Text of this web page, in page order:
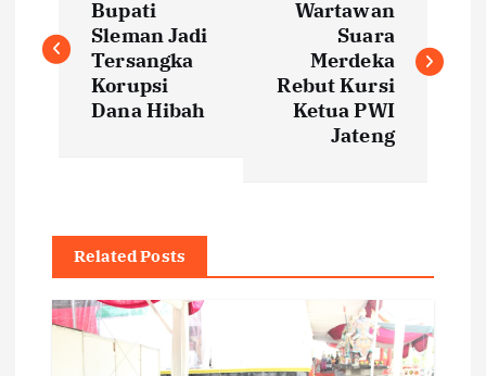
o
s
a
v
Bupati
Sleman Jadi
Tersangka
Korupsi
Dana Hibah
Wartawan
Suara
Merdeka
Rebut Kursi
Ketua PWI
Jateng
Related Posts